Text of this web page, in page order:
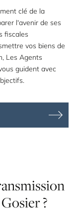
clé de la
l'avenir de ses
fiscales
vos biens de
Les Agents
guident avec
Gosier?